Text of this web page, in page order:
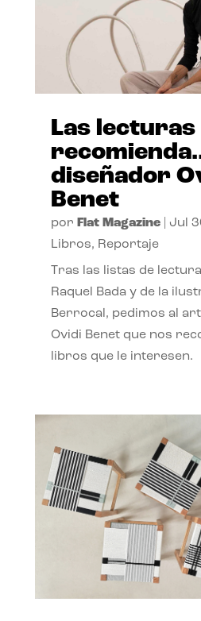
Las lecturas
diseñador
Benet
por Flat Magazine| Jul
Libros, Reportaje
Tras las listas de
Raquel Bada y de la
Berrocal, pedimos al
Ovidi Benet que nos
libros que le interesen.